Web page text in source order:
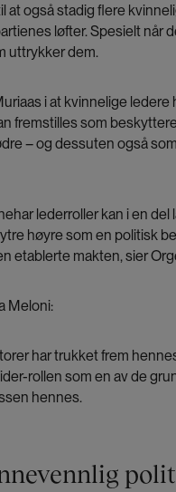
at også stadig flere
løfter. Spesielt når
uttrykker dem.
i at kvinnelige ledere
fremstilles som
– og dessuten også som
lederroller kan i en del
høyre som en politisk
etablerte makten, sier
Meloni:
har trukket frem
rollen som en av de
hennes.